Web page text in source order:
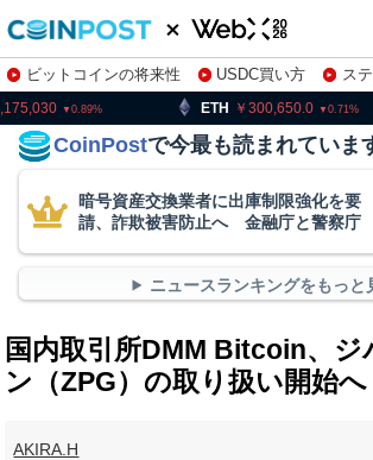
ビットコインの将来性 USDC買い方
ス
株特集・関連銘柄
ETH 300,650.0 XRP 161.23
CoinPostで今最も読まれていま
暗号資産交換業者に出庫制限強化を要
請、詐欺被害防止へ 金融庁と警察庁
ニュースランキングをもっと
国内取引所DMM Bitcoin、ジ
ン（ZPG）の取り扱い開始へ
AKIRA.H